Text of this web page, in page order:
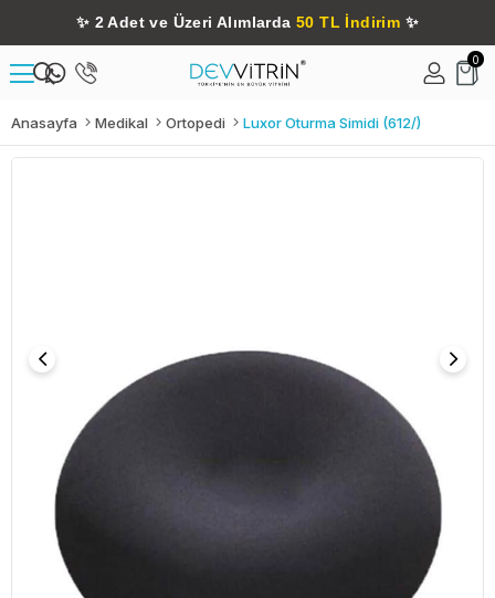
✨ 2 Adet ve Üzeri Alımlarda 50 TL İndirim ✨
0
Anasayfa Medikal Ortopedi Luxor Oturma Simidi (612/)